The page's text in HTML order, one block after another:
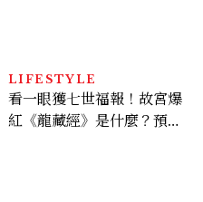
LIFESTYLE
看一眼獲七世福報！故宮爆
紅《龍藏經》是什麼？預約